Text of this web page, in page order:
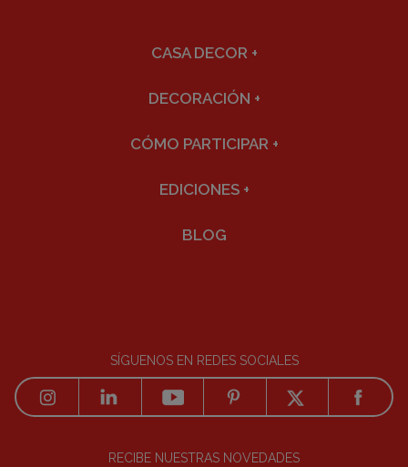
CASA DECOR +
DECORACIÓN +
CÓMO PARTICIPAR +
EDICIONES +
BLOG
SÍGUENOS EN REDES SOCIALES
RECIBE NUESTRAS NOVEDADES